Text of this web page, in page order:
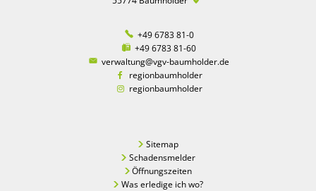
+49 6783 81-0
+49 6783 81-60
verwaltung@vgv-baumholder.de
regionbaumholder
regionbaumholder
Sitemap
Schadensmelder
Öffnungszeiten
Was erledige ich wo?